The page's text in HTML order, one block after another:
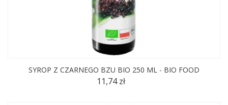
SYROP Z CZARNEGO BZU BIO 250 ML - BIO FOOD
11,74 zł